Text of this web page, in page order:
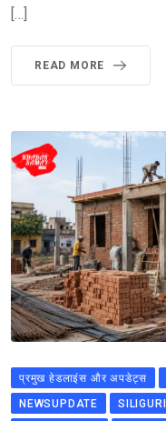
[…]
READ MORE
प्रमुख हेडलाइंस और अपडेट्स
NEWSUPDATE
SILIGURI